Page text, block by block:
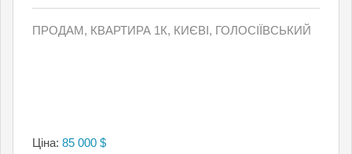
ПРОДАМ, КВАРТИРА 1К, КИЄВI, ГОЛОСІЇВСЬКИЙ
Ціна: 85 000 $